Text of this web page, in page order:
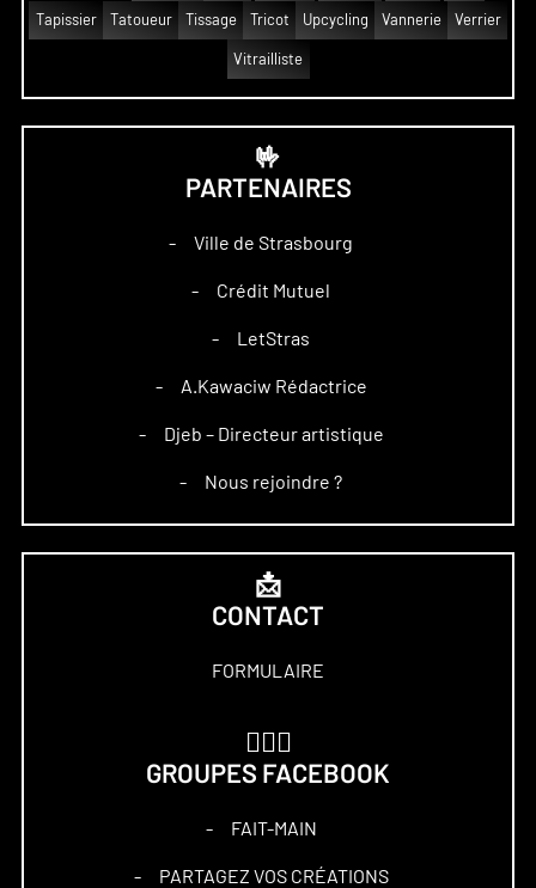
Tapissier Tatoueur Tissage Tricot Upcycling Vannerie Verrier
Vitrailliste
🤟
PARTENAIRES
– Ville de Strasbourg
– Crédit Mutuel
– LetStras
– A.Kawaciw Rédactrice
– Djeb – Directeur artistique
– Nous rejoindre ?
📩
CONTACT
FORMULAIRE
GROUPES FACEBOOK
– FAIT-MAIN
– PARTAGEZ VOS CRÉATIONS